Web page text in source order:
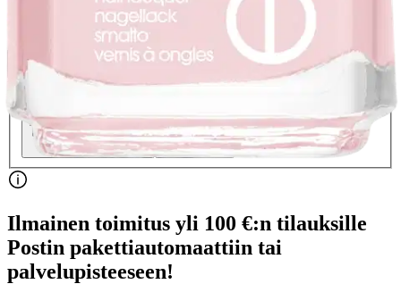
Verkkokaupan hinta
Hinta ja saatavuus voivat vaihdella myymälöittäin
Valitse toimitustapa
Nouto myymälästä
Ei saatavilla
Toimitus
Ei saatavilla
Ilmainen toimitus yli 100 €:n tilauksille
Postin pakettiautomaattiin tai
palvelupisteeseen!